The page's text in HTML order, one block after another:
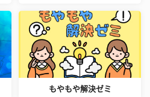
もやもや解決ゼミ